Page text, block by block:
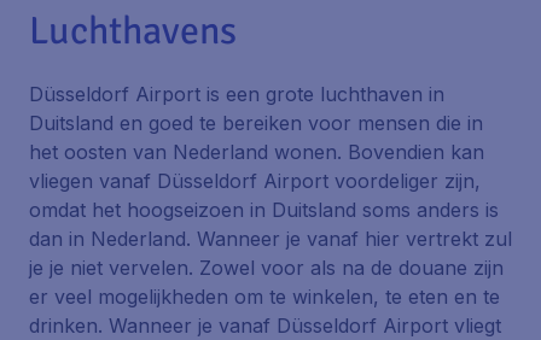
Luchthavens
Düsseldorf Airport is een grote luchthaven in
Duitsland en goed te bereiken voor mensen die in
het oosten van Nederland wonen. Bovendien kan
vliegen vanaf Düsseldorf Airport voordeliger zijn,
omdat het hoogseizoen in Duitsland soms anders is
dan in Nederland. Wanneer je vanaf hier vertrekt zul
je je niet vervelen. Zowel voor als na de douane zijn
er veel mogelijkheden om te winkelen, te eten en te
drinken. Wanneer je vanaf Düsseldorf Airport vliegt